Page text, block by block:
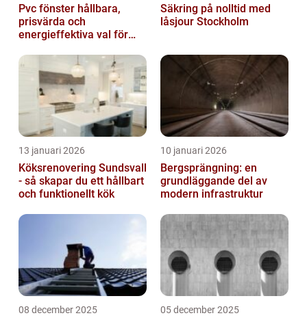
Pvc fönster hållbara,
prisvärda och
energieffektiva val för
Säkring på nolltid med
låsjour Stockholm
13 januari 2026
Köksrenovering Sundsvall
- så skapar du ett hållbart
och funktionellt kök
10 januari 2026
Bergsprängning: en
grundläggande del av
modern infrastruktur
08 december 2025 05 december 2025